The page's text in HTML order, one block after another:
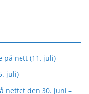
på nett (11. juli)
juli)
nettet den 30. juni –